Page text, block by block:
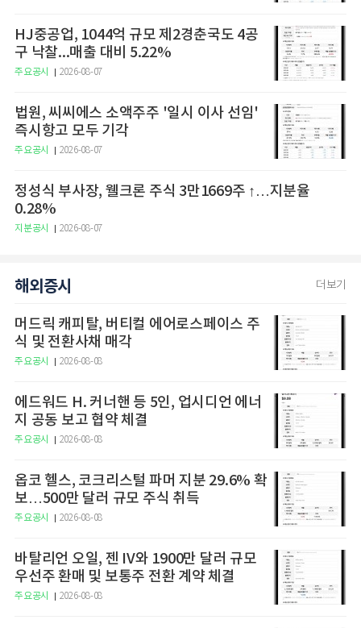
HJ중공업, 1044억 규모 제2경춘국도 4공
구 낙찰...매출 대비 5.22%
주요공시 2026-08-07
법원, 씨씨에스 소액주주 '일시 이사 선임'
즉시항고 모두 기각
주요공시 2026-08-07
정성식 부사장, 웰크론 주식 3만1669주 ↑…지분율
0.28%
지분공시 2026-08-07
해외증시 더보기
머드릭 캐피탈, 버티컬 에어로스페이스 주
식 및 전환사채 매각
주요공시 2026-08-08
에드워드 H. 커너핸 등 5인, 업시디언 에너
지 공동 보고 협약 체결
주요공시 2026-08-08
옵코 헬스, 코크리스털 파머 지분 29.6% 확
보…500만 달러 규모 주식 취득
주요공시 2026-08-08
바탈리언 오일, 젠 IV와 1900만 달러 규모
우선주 환매 및 보통주 전환 계약 체결
주요공시 2026-08-08